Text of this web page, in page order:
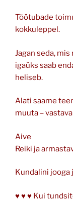
Töötubade
kokkuleppel.
Jagan seda,
igaüks saab
heliseb.
Alati saame
muuta –
Aive
Reiki ja
Kundalini jooga
♥ ♥ ♥ Kui